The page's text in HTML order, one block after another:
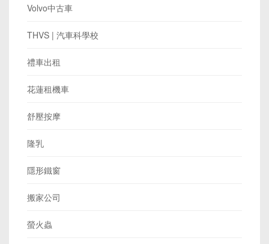
Volvo中古車
THVS | 汽車科學校
禮車出租
花蓮租機車
舒壓按摩
隆乳
隱形鐵窗
搬家公司
螢火蟲